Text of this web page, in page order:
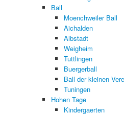
Ball
Moenchweiler Ball
Aichalden
Albstadt
Weigheim
Tuttlingen
Buergerball
Ball der kleinen
Tuningen
Hohen Tage
Kindergaerten